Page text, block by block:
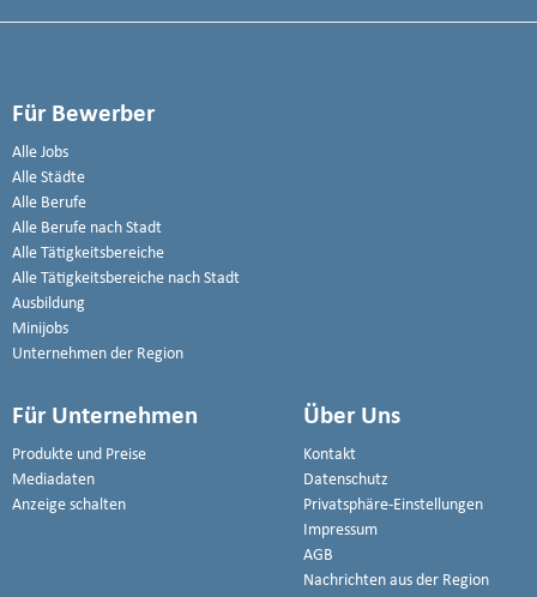
Für Bewerber
Alle Jobs
Alle Städte
Alle Berufe
Alle Berufe nach Stadt
Alle Tätigkeitsbereiche
Alle Tätigkeitsbereiche nach Stadt
Ausbildung
Minijobs
Unternehmen der Region
Für Unternehmen
Produkte und Preise
Mediadaten
Anzeige schalten
Über Uns
Kontakt
Datenschutz
Privatsphäre-Einstellungen
Impressum
AGB
Nachrichten aus der Region